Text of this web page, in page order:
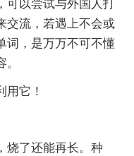
以尝试与外国人打
交流，若遇上不会或
词，是万万不可不懂
用它！
烧了还能再长。种